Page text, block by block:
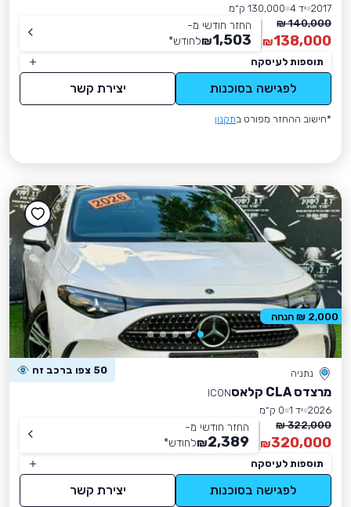
2017 יד 4
130,000 ק״מ
140,000 ₪
138,000
₪
החזר חודשי מ-
1,503
₪לחודש*
תוספות לעיסקה
לפגישה בסוכנות יצירת קשר
*חישוב ההחזר מפורט בתקנון
נתניה 50 צפו ברכב זה
מרצדס CLA קלאס
ICON
2026 יד 1
0 ק״מ
322,000 ₪
320,000
₪
החזר חודשי מ-
2,389
₪לחודש*
תוספות לעיסקה
לפגישה בסוכנות יצירת קשר
2,000 ₪ הנחה